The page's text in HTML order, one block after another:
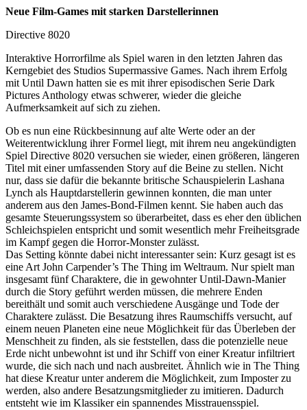
Neue Film-Games mit starken Darstellerinnen
Directive 8020
Interaktive Horrorfilme als Spiel waren in den letzten Jahren das
Kerngebiet des Studios Supermassive Games. Nach ihrem Erfolg
mit Until Dawn hatten sie es mit ihrer episodischen Serie Dark
Pictures Anthology etwas schwerer, wieder die gleiche
Aufmerksamkeit auf sich zu ziehen.
Ob es nun eine Rückbesinnung auf alte Werte oder an der
Weiterentwicklung ihrer Formel liegt, mit ihrem neu angekündigten
Spiel Directive 8020 versuchen sie wieder, einen größeren, längeren
Titel mit einer umfassenden Story auf die Beine zu stellen. Nicht
nur, dass sie dafür die bekannte britische Schauspielerin Lashana
Lynch als Hauptdarstellerin gewinnen konnten, die man unter
anderem aus den James-Bond-Filmen kennt. Sie haben auch das
gesamte Steuerungssystem so überarbeitet, dass es eher den üblichen
Schleichspielen entspricht und somit wesentlich mehr Freiheitsgrade
im Kampf gegen die Horror-Monster zulässt.
Das Setting könnte dabei nicht interessanter sein: Kurz gesagt ist es
eine Art John Carpender’s The Thing im Weltraum. Nur spielt man
insgesamt fünf Charaktere, die in gewohnter Until-Dawn-Manier
durch die Story geführt werden müssen, die mehrere Enden
bereithält und somit auch verschiedene Ausgänge und Tode der
Charaktere zulässt. Die Besatzung ihres Raumschiffs versucht, auf
einem neuen Planeten eine neue Möglichkeit für das Überleben der
Menschheit zu finden, als sie feststellen, dass die potenzielle neue
Erde nicht unbewohnt ist und ihr Schiff von einer Kreatur infiltriert
wurde, die sich nach und nach ausbreitet. Ähnlich wie in The Thing
hat diese Kreatur unter anderem die Möglichkeit, zum Imposter zu
werden, also andere Besatzungsmitglieder zu imitieren. Dadurch
entsteht wie im Klassiker ein spannendes Misstrauensspiel.